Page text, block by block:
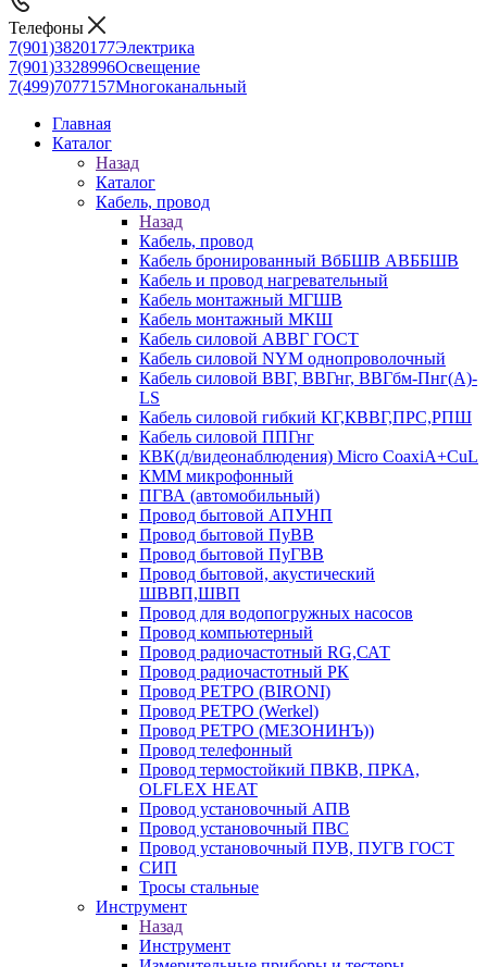
Телефоны
7(901)3820177Электрика
7(901)3328996Освещение
7(499)7077157Многоканальный
Главная
Каталог
Назад
Каталог
Кабель, провод
Назад
Кабель, провод
Кабель бронированный ВбБШВ АВББШВ
Кабель и провод нагревательный
Кабель монтажный МГШВ
Кабель монтажный МКШ
Кабель силовой АВВГ ГОСТ
Кабель силовой NYM однопроволочный
Кабель силовой ВВГ, ВВГнг, ВВГбм-Пнг(А)-
LS
Кабель силовой гибкий КГ,КВВГ,ПРС,РПШ
Кабель силовой ППГнг
КВК(д/видеонаблюдения) Micro CoaxiA+CuL
КММ микрофонный
ПГВА (автомобильный)
Провод бытовой АПУНП
Провод бытовой ПуВВ
Провод бытовой ПуГВВ
Провод бытовой, акустический
ШВВП,ШВП
Провод для водопогружных насосов
Провод компьютерный
Провод радиочастотный RG,САТ
Провод радиочастотный РК
Провод РЕТРО (BIRONI)
Провод РЕТРО (Werkel)
Провод РЕТРО (МЕЗОНИНЪ))
Провод телефонный
Провод термостойкий ПВКВ, ПРКА,
OLFLEX HEAT
Провод установочный АПВ
Провод установочный ПВС
Провод установочный ПУВ, ПУГВ ГОСТ
СИП
Тросы стальные
Инструмент
Назад
Инструмент